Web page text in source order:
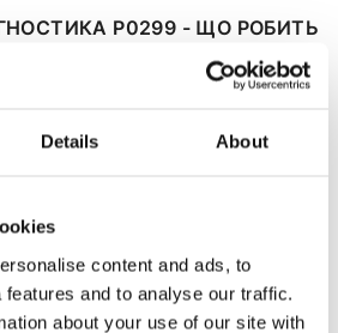
Details About
content and ads, to
and to analyse our traffic.
about your use of our site with
P0299 - ЩО РОБИТЬ
заміну всього підряд, варто
Опресовування системи
наддуву димогенератором
під тиском.